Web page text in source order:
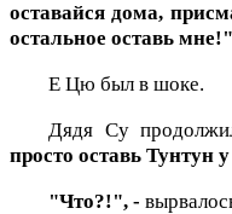
оставайся дома,
остальное оставь мне!"
Е Цю был в шоке.
Дядя Су
просто оставь Тунтун
"Что?!", -